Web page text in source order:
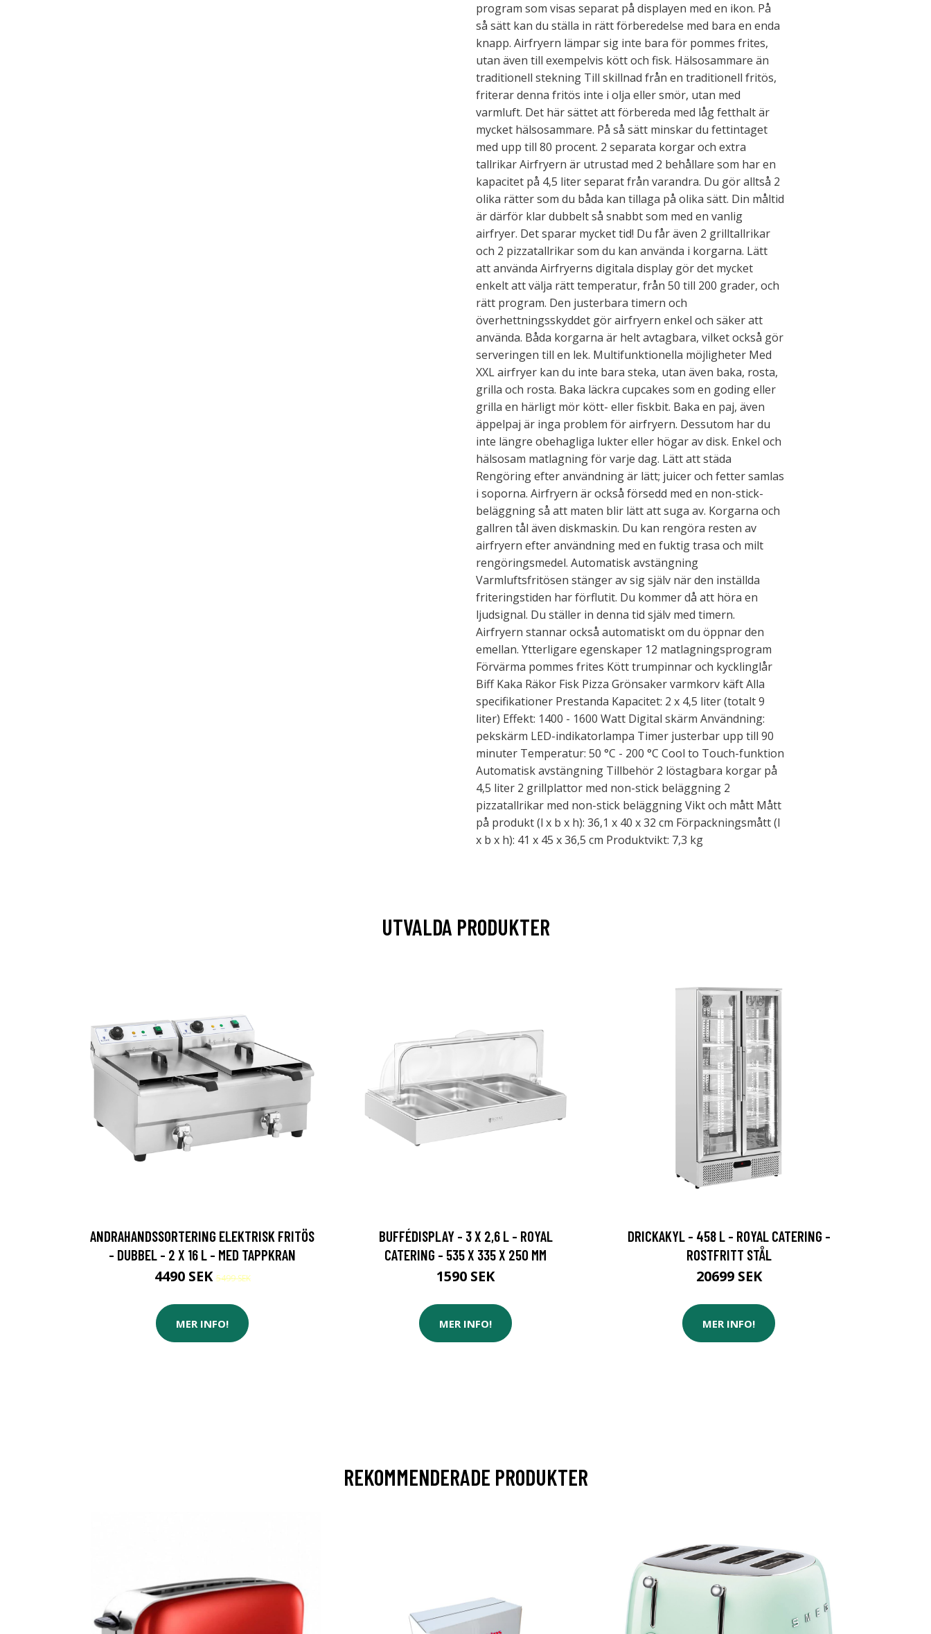
program som visas separat på displayen med en ikon. På
så sätt kan du ställa in rätt förberedelse med bara en enda
knapp. Airfryern lämpar sig inte bara för pommes frites,
utan även till exempelvis kött och fisk. Hälsosammare än
traditionell stekning Till skillnad från en traditionell fritös,
friterar denna fritös inte i olja eller smör, utan med
varmluft. Det här sättet att förbereda med låg fetthalt är
mycket hälsosammare. På så sätt minskar du fettintaget
med upp till 80 procent. 2 separata korgar och extra
tallrikar Airfryern är utrustad med 2 behållare som har en
kapacitet på 4,5 liter separat från varandra. Du gör alltså 2
olika rätter som du båda kan tillaga på olika sätt. Din måltid
är därför klar dubbelt så snabbt som med en vanlig
airfryer. Det sparar mycket tid! Du får även 2 grilltallrikar
och 2 pizzatallrikar som du kan använda i korgarna. Lätt
att använda Airfryerns digitala display gör det mycket
enkelt att välja rätt temperatur, från 50 till 200 grader, och
rätt program. Den justerbara timern och
överhettningsskyddet gör airfryern enkel och säker att
använda. Båda korgarna är helt avtagbara, vilket också gör
serveringen till en lek. Multifunktionella möjligheter Med
XXL airfryer kan du inte bara steka, utan även baka, rosta,
grilla och rosta. Baka läckra cupcakes som en goding eller
grilla en härligt mör kött- eller fiskbit. Baka en paj, även
äppelpaj är inga problem för airfryern. Dessutom har du
inte längre obehagliga lukter eller högar av disk. Enkel och
hälsosam matlagning för varje dag. Lätt att städa
Rengöring efter användning är lätt; juicer och fetter samlas
i soporna. Airfryern är också försedd med en non-stick-
beläggning så att maten blir lätt att suga av. Korgarna och
gallren tål även diskmaskin. Du kan rengöra resten av
airfryern efter användning med en fuktig trasa och milt
rengöringsmedel. Automatisk avstängning
Varmluftsfritösen stänger av sig själv när den inställda
friteringstiden har förflutit. Du kommer då att höra en
ljudsignal. Du ställer in denna tid själv med timern.
Airfryern stannar också automatiskt om du öppnar den
emellan. Ytterligare egenskaper 12 matlagningsprogram
Förvärma pommes frites Kött trumpinnar och kycklinglår
Biff Kaka Räkor Fisk Pizza Grönsaker varmkorv käft Alla
specifikationer Prestanda Kapacitet: 2 x 4,5 liter (totalt 9
liter) Effekt: 1400 - 1600 Watt Digital skärm Användning:
pekskärm LED-indikatorlampa Timer justerbar upp till 90
minuter Temperatur: 50 °C - 200 °C Cool to Touch-funktion
Automatisk avstängning Tillbehör 2 löstagbara korgar på
4,5 liter 2 grillplattor med non-stick beläggning 2
pizzatallrikar med non-stick beläggning Vikt och mått Mått
på produkt (l x b x h): 36,1 x 40 x 32 cm Förpackningsmått (l
x b x h): 41 x 45 x 36,5 cm Produktvikt: 7,3 kg
UTVALDA PRODUKTER
ANDRAHANDSSORTERING ELEKTRISK FRITÖS
- DUBBEL - 2 X 16 L - MED TAPPKRAN
4490 SEK5499 SEK
MER INFO!
BUFFÉDISPLAY - 3 X 2,6 L - ROYAL
CATERING - 535 X 335 X 250 MM
1590 SEK
MER INFO!
DRICKAKYL - 458 L - ROYAL CATERING -
ROSTFRITT STÅL
20699 SEK
MER INFO!
REKOMMENDERADE PRODUKTER